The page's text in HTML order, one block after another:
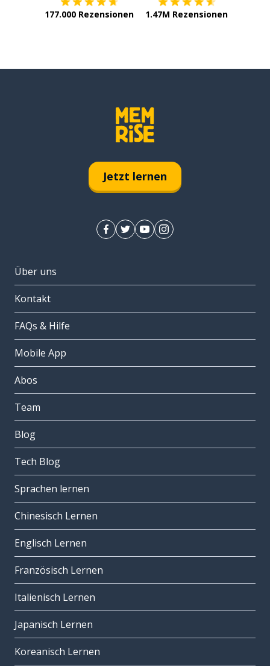
177.000 Rezensionen 1.47M Rezensionen
Jetzt lernen
Über uns
Kontakt
FAQs & Hilfe
Mobile App
Abos
Team
Blog
Tech Blog
Sprachen lernen
Chinesisch Lernen
Englisch Lernen
Französisch Lernen
Italienisch Lernen
Japanisch Lernen
Koreanisch Lernen